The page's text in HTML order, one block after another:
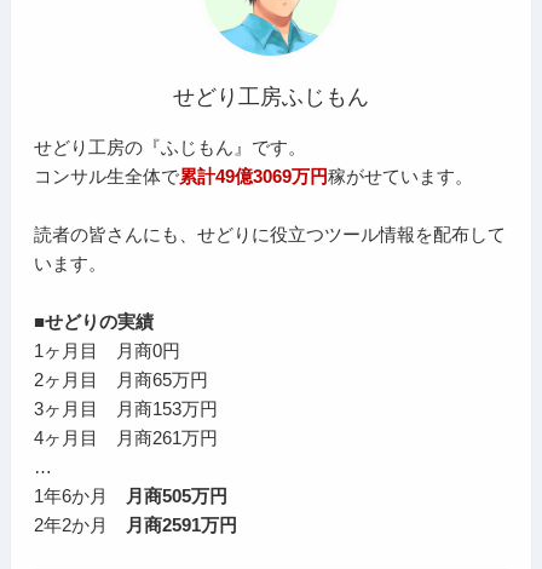
せどり工房ふじもん
せどり工房の『ふじもん』です。
コンサル生全体で累計49億3069万円稼がせています。
読者の皆さんにも、せどりに役立つツール情報を配布して
います。
■せどりの実績
1ヶ月目 月商0円
2ヶ月目 月商65万円
3ヶ月目 月商153万円
4ヶ月目 月商261万円
…
1年6か月
月商505万円
2年2か月
月商2591万円